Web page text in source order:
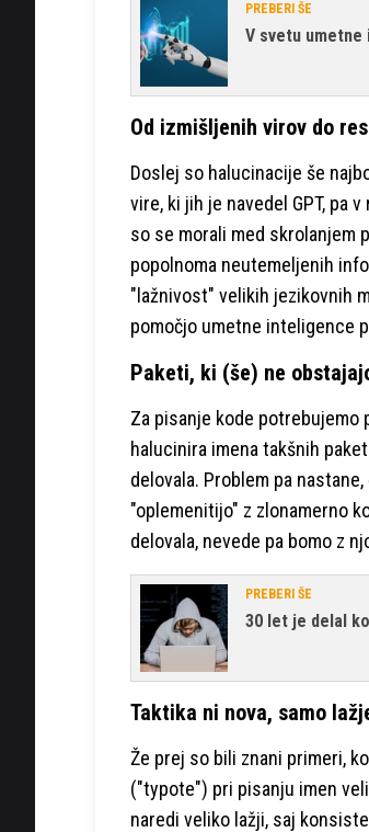
PREBERI ŠE
V svetu
Od izmišljenih virov do
Doslej so halucinacije še
vire, ki jih je navedel GPT, pa
so se morali med skrolanjem
popolnoma neutemeljenih
"lažnivost" velikih jezikovnih
pomočjo umetne inteligence
Paketi, ki (še) ne
Za pisanje kode
halucinira imena takšnih
delovala. Problem pa
"oplemenitijo" z zlonamerno
delovala, nevede pa bomo z
PREBERI ŠE
30 let je delal
Taktika ni nova, samo
Že prej so bili znani primeri,
("typote") pri pisanju imen
naredi veliko lažji, saj